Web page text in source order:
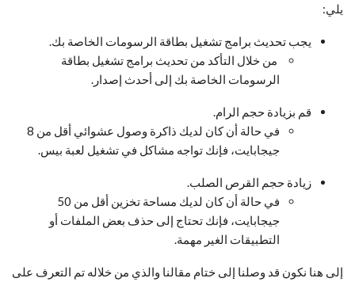
يلي:
يجب تحديث برامج تشغيل بطاقة الرسومات الخاصة بك.
من خلال التأكد من تحديث برامج تشغيل بطاقة
الرسومات الخاصة بك إلى أحدث إصدار.
قم بزيادة حجم الرام.
في حالة أن كان لديك ذاكرة وصول عشوائي أقل من 8
جيجابايت، فإنك تواجه مشاكل في تشغيل لعبة بيس.
زيادة حجم القرص الصلب.
في حالة أن كان لديك مساحة تخزين أقل من 50
جيجابايت، فإنك تحتاج إلى حذف بعض الملفات أو
التطبيقات الغير مهمة.
إلى هنا نكون قد وصلنا إلى ختام مقالنا والذي من خلاله تم التعرف على